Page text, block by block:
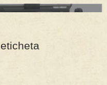
în costume, cu gulere albe